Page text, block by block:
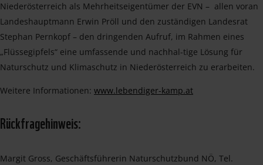
Niederösterreich als Mehrheitseigentümer der EVN – allen voran
Landeshauptmann Erwin Pröll und den zuständigen Landesrat
Stephan Pernkopf – den dringenden Aufruf, im Rahmen eines
„Flüssegipfels“ eine umfassende und nachhal-tige Lösung für
Naturschutz und Klimaschutz in Niederösterreich zu erarbeiten.
Weitere Informationen: www.lebendiger-kamp.at
Rückfragehinweis:
Margit Gross, Geschäftsführerin Naturschutzbund NÖ, Tel.